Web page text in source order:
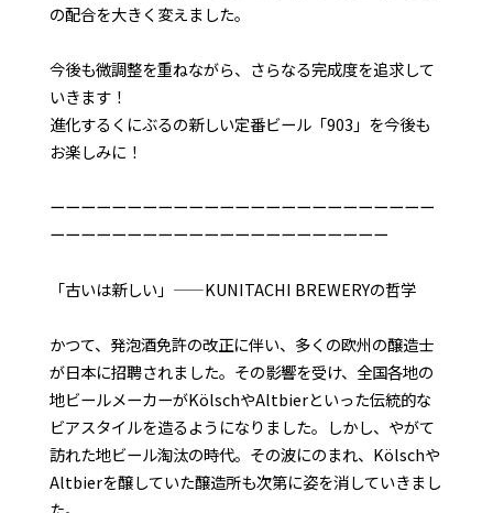
の配合を大きく変えました。
今後も微調整を重ねながら、さらなる完成度を追求して
いきます！
進化するくにぶるの新しい定番ビール「903」を今後も
お楽しみに！
ーーーーーーーーーーーーーーーーーーーーーーーーー
ーーーーーーーーーーーーーーーーーーーーーー
「古いは新しい」——KUNITACHI BREWERYの哲学
かつて、発泡酒免許の改正に伴い、多くの欧州の醸造士
が日本に招聘されました。その影響を受け、全国各地の
地ビールメーカーがKölschやAltbierといった伝統的な
ビアスタイルを造るようになりました。しかし、やがて
訪れた地ビール淘汰の時代。その波にのまれ、Kölschや
Altbierを醸していた醸造所も次第に姿を消していきまし